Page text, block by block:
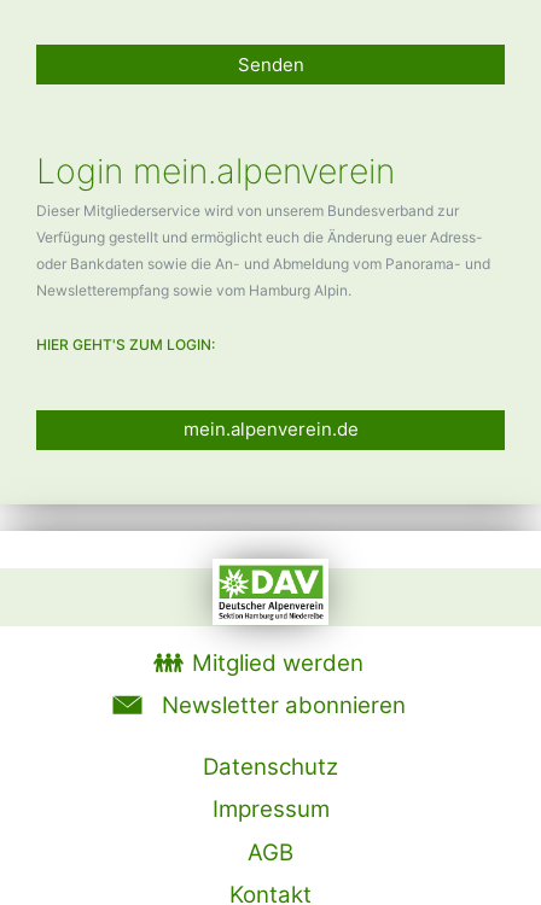
Senden
Login mein.alpenverein
Dieser Mitgliederservice wird von unserem Bundesverband zur
Verfügung gestellt und ermöglicht euch die Änderung euer Adress-
oder Bankdaten sowie die An- und Abmeldung vom Panorama- und
Newsletterempfang sowie vom Hamburg Alpin.
HIER GEHT'S ZUM LOGIN:
mein.alpenverein.de
Mitglied werden
Newsletter abonnieren
Datenschutz
Impressum
AGB
Kontakt